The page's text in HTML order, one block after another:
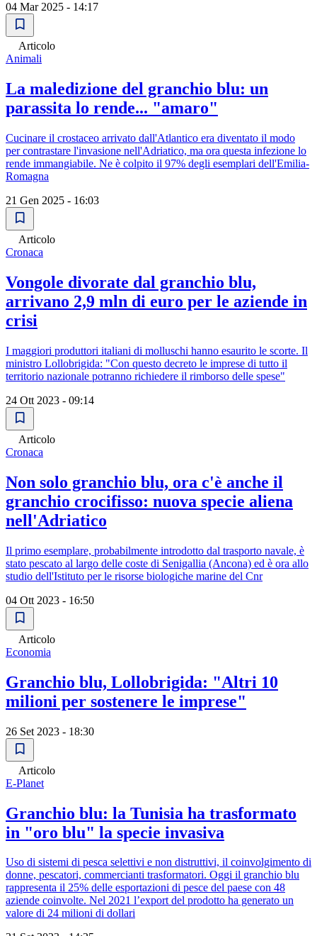
04 Mar 2025 - 14:17
Articolo
Animali
La maledizione del granchio blu: un
parassita lo rende... "amaro"
Cucinare il crostaceo arrivato dall'Atlantico era diventato il modo
per contrastare l'invasione nell'Adriatico, ma ora questa infezione lo
rende immangiabile. Ne è colpito il 97% degli esemplari dell'Emilia-
Romagna
21 Gen 2025 - 16:03
Articolo
Cronaca
Vongole divorate dal granchio blu,
arrivano 2,9 mln di euro per le aziende in
crisi
I maggiori produttori italiani di molluschi hanno esaurito le scorte. Il
ministro Lollobrigida: "Con questo decreto le imprese di tutto il
territorio nazionale potranno richiedere il rimborso delle spese"
24 Ott 2023 - 09:14
Articolo
Cronaca
Non solo granchio blu, ora c'è anche il
granchio crocifisso: nuova specie aliena
nell'Adriatico
Il primo esemplare, probabilmente introdotto dal trasporto navale, è
stato pescato al largo delle coste di Senigallia (Ancona) ed è ora allo
studio dell'Istituto per le risorse biologiche marine del Cnr
04 Ott 2023 - 16:50
Articolo
Economia
Granchio blu, Lollobrigida: "Altri 10
milioni per sostenere le imprese"
26 Set 2023 - 18:30
Articolo
E-Planet
Granchio blu: la Tunisia ha trasformato
in "oro blu" la specie invasiva
Uso di sistemi di pesca selettivi e non distruttivi, il coinvolgimento di
donne, pescatori, commercianti trasformatori. Oggi il granchio blu
rappresenta il 25% delle esportazioni di pesce del paese con 48
aziende coinvolte. Nel 2021 l’export del prodotto ha generato un
valore di 24 milioni di dollari